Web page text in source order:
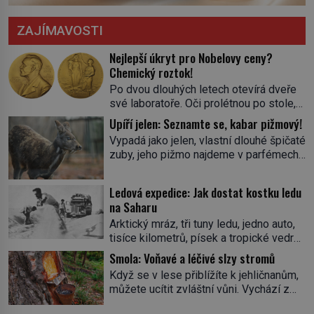
ZAJÍMAVOSTI
Nejlepší úkryt pro Nobelovy ceny?
Chemický roztok!
Po dvou dlouhých letech otevírá dveře
své laboratoře. Oči prolétnou po stole,
aby pak ulpěly na regálu, kde se nachází
všemožné látky. Hledá žluto-oranžovou
tekutinu, jakmile ji zahlédne, nesmírně
se mu uleví. Teď může svůj plán
skrývá směs s názvem lučavka
královská. Svůj přídomek nemá pro nic
za nic, […]
Upíří jelen: Seznamte se, kabar pižmový!
Vypadá jako jelen, vlastní dlouhé špičaté
zuby, jeho pižmo najdeme v parfémech
jediného zástupce zvířecí říše – kabara
pižmového. V Evropě ho jako první
popíše švédský botanik Carl Linné
(1707–1778), jenže v Asii o něm ví už
celá staletí. Zvíře připomíná jelena,
v kohoutku dosahuje […]
Ledová expedice: Jak dostat kostku ledu
na Saharu
Arktický mráz, tři tuny ledu, jedno auto,
tisíce kilometrů, písek a tropické vedro.
To je ve zkratce zdánlivě nesplnitelná
výzva, která se promění v úžasné
dobrodružství a důkaz, že nic není
nemožné. Vše začíná na podzim 1958
Smola: Voňavé a léčivé slzy stromů
Když se v lese přiblížíte k jehličnanům,
můžete ucítit zvláštní vůni. Vychází z